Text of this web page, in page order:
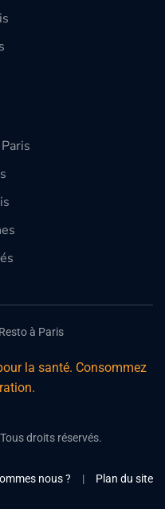
Resto à Paris
la santé. Consommez
droits réservés.
nous ? | Plan du site